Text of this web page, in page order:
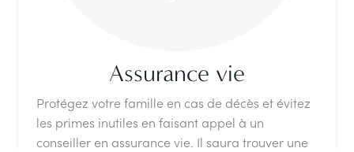
Assurance vie
Protégez votre famille en cas de décès et évitez
les primes inutiles en faisant appel à un
conseiller en assurance vie. Il saura trouver une